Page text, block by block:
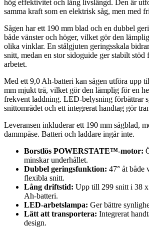
hög effektivitet och lång livslängd. Den är
samma kraft som en elektrisk såg, men med
Sågen har ett 190 mm blad och en dubbel
både vänster och höger, vilket gör den
olika vinklar. En stålgjuten geringsskala
snitt, medan en stor sidoguide ger stabilt stöd
arbetet.
Med ett 9,0 Ah-batteri kan sågen utföra upp
mm mjukt trä, vilket gör den lämplig för en
frekvent laddning. LED-belysning förbättrar
snittområdet och ett integrerat handtag gör
Leveransen inkluderar ett 190 mm sågblad,
dammpåse. Batteri och laddare ingår inte.
Borstlös POWERSTATE™-motor:
minskar underhållet.
Dubbel geringsfunktion: 47° åt både
flexibla snitt.
Lång driftstid: Upp till 299 snitt i 38
Ah-batteri.
LED-arbetslampa: Ger bättre
Lätt att transportera: Integrerat
design.